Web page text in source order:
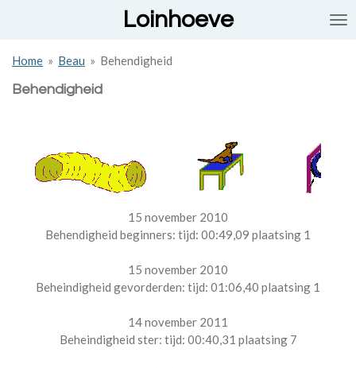
de
hoofdinhoud
Loinhoeve
Home » Beau » Behendigheid
Behendigheid
15 november 2010
Behendigheid beginners: tijd: 00:49,09 plaatsing 1
15 november 2010
Beheindigheid gevorderden: tijd: 01:06,40 plaatsing 1
14 november 2011
Beheindigheid ster: tijd: 00:40,31 plaatsing 7